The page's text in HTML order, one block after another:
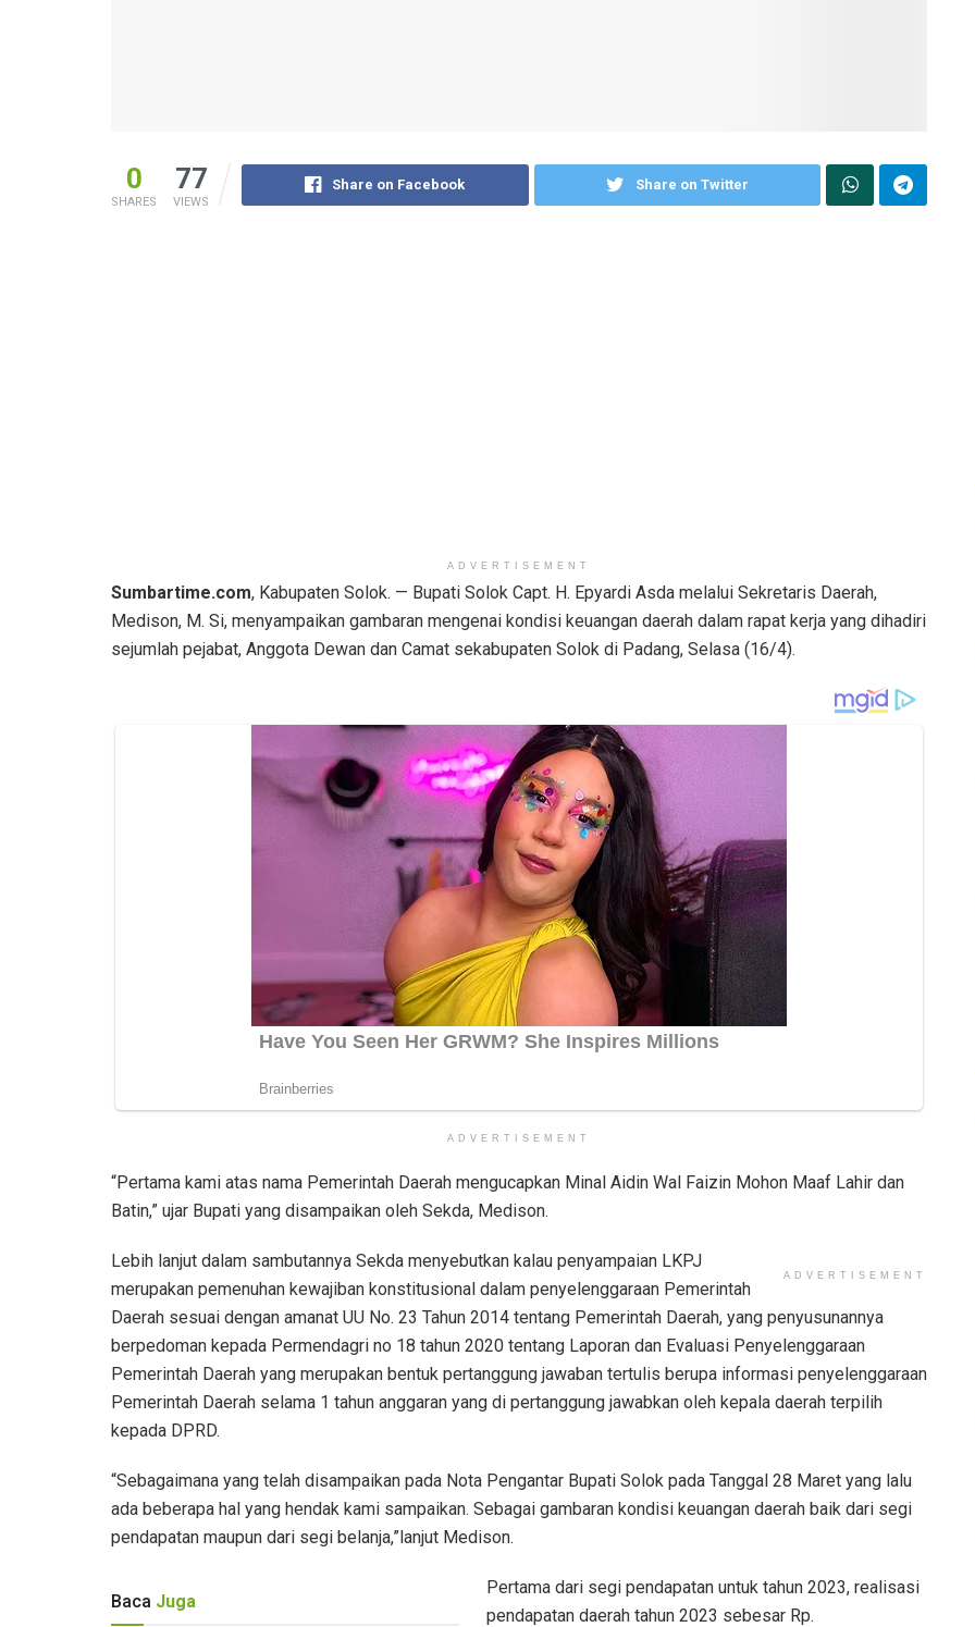
0
SHARES
77
VIEWS
Share on Facebook Share on Twitter
ADVERTISEMENT
Sumbartime.com, Kabupaten Solok. — Bupati Solok Capt. H. Epyardi Asda melalui Sekretaris Daerah,
Medison, M. Si, menyampaikan gambaran mengenai kondisi keuangan daerah dalam rapat kerja yang dihadiri
sejumlah pejabat, Anggota Dewan dan Camat sekabupaten Solok di Padang, Selasa (16/4).
ADVERTISEMENT
“Pertama kami atas nama Pemerintah Daerah mengucapkan Minal Aidin Wal Faizin Mohon Maaf Lahir dan
Batin,” ujar Bupati yang disampaikan oleh Sekda, Medison.
ADVERTISEMENT
Lebih lanjut dalam sambutannya Sekda menyebutkan kalau penyampaian LKPJ
merupakan pemenuhan kewajiban konstitusional dalam penyelenggaraan Pemerintah
Daerah sesuai dengan amanat UU No. 23 Tahun 2014 tentang Pemerintah Daerah, yang penyusunannya
berpedoman kepada Permendagri no 18 tahun 2020 tentang Laporan dan Evaluasi Penyelenggaraan
Pemerintah Daerah yang merupakan bentuk pertanggung jawaban tertulis berupa informasi penyelenggaraan
Pemerintah Daerah selama 1 tahun anggaran yang di pertanggung jawabkan oleh kepala daerah terpilih
kepada DPRD.
“Sebagaimana yang telah disampaikan pada Nota Pengantar Bupati Solok pada Tanggal 28 Maret yang lalu
ada beberapa hal yang hendak kami sampaikan. Sebagai gambaran kondisi keuangan daerah baik dari segi
pendapatan maupun dari segi belanja,”lanjut Medison.
Baca Juga
Pertama dari segi pendapatan untuk tahun 2023, realisasi
pendapatan daerah tahun 2023 sebesar Rp.